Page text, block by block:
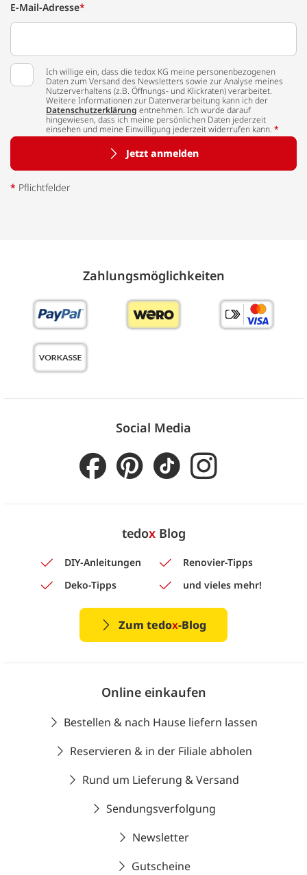
E-Mail-Adresse*
Ich willige ein, dass die tedox KG meine personenbezogenen
Daten zum Versand des Newsletters sowie zur Analyse meines
Nutzerverhaltens (z.B. Öffnungs- und Klickraten) verarbeitet.
Weitere Informationen zur Datenverarbeitung kann ich der
Datenschutzerklärung entnehmen. Ich wurde darauf
hingewiesen, dass ich meine persönlichen Daten jederzeit
einsehen und meine Einwilligung jederzeit widerrufen kann. *
Jetzt anmelden
* Pflichtfelder
Zahlungs­möglich­keiten
Social Media
tedoxBlog
DIY-Anleitungen
Renovier-Tipps
Deko-Tipps
und vieles mehr!
Zum tedox-Blog
Online einkaufen
Bestellen & nach Hause liefern lassen
Reservieren & in der Filiale abholen
Rund um Lieferung & Versand
Sendungsverfolgung
Newsletter
Gutscheine